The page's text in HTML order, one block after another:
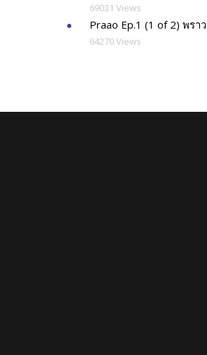
69031 Views
Praao Ep.1 (1 of 2) พราว
64270 Views